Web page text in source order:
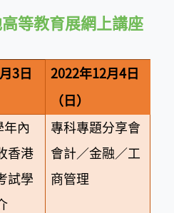
等教育展網上講座
3日 2022年12月4日
（日）
年內
香港
試學
專科專題分享會
會計／金融／工
商管理